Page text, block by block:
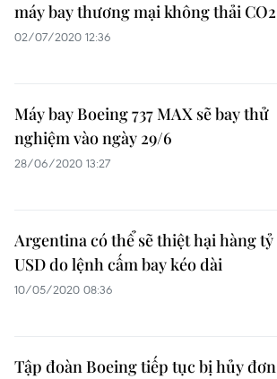
máy bay thương mại không thải CO2
02/07/2020 12:36
Máy bay Boeing 737 MAX sẽ bay thử
nghiệm vào ngày 29/6
28/06/2020 13:27
Argentina có thể sẽ thiệt hại hàng tỷ
USD do lệnh cấm bay kéo dài
10/05/2020 08:36
Tập đoàn Boeing tiếp tục bị hủy đơn